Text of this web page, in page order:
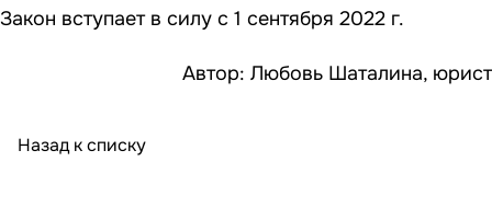
Закон вступает в силу с 1 сентября 2022 г.
Автор: Любовь Шаталина, юрист
Назад к списку